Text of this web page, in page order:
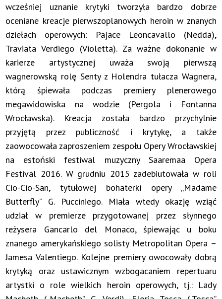
wcześniej uznanie krytyki tworzyła bardzo dobrze
oceniane kreacje pierwszoplanowych heroin w znanych
dziełach operowych: Pajace Leoncavallo (Nedda),
Traviata Verdiego (Violetta). Za ważne dokonanie w
karierze artystycznej uważa swoją pierwszą
wagnerowską rolę Senty z Holendra tułacza Wagnera,
którą śpiewała podczas premiery plenerowego
megawidowiska na wodzie (Pergola i Fontanna
Wrocławska). Kreacja została bardzo przychylnie
przyjętą przez publiczność i krytykę, a także
zaowocowała zaproszeniem zespołu Opery Wrocławskiej
na estoński festiwal muzyczny Saaremaa Opera
Festival 2016. W grudniu 2015 zadebiutowała w roli
Cio-Cio-San, tytułowej bohaterki opery „Madame
Butterfly” G. Pucciniego. Miała wtedy okazję wziąć
udział w premierze przygotowanej przez słynnego
reżysera Gancarlo del Monaco, śpiewając u boku
znanego amerykańskiego solisty Metropolitan Opera –
Jamesa Valentiego. Kolejne premiery owocowały dobrą
krytyką oraz ustawicznym wzbogacaniem repertuaru
artystki o role wielkich heroin operowych, tj.: Lady